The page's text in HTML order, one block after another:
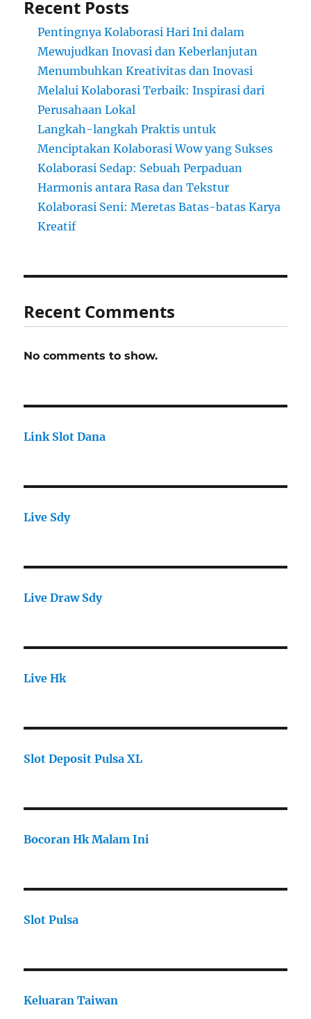
Recent Posts
Pentingnya Kolaborasi Hari Ini dalam
Mewujudkan Inovasi dan Keberlanjutan
Menumbuhkan Kreativitas dan Inovasi
Melalui Kolaborasi Terbaik: Inspirasi dari
Perusahaan Lokal
Langkah-langkah Praktis untuk
Menciptakan Kolaborasi Wow yang Sukses
Kolaborasi Sedap: Sebuah Perpaduan
Harmonis antara Rasa dan Tekstur
Kolaborasi Seni: Meretas Batas-batas Karya
Kreatif
Recent Comments
No comments to show.
Link Slot Dana
Live Sdy
Live Draw Sdy
Live Hk
Slot Deposit Pulsa XL
Bocoran Hk Malam Ini
Slot Pulsa
Keluaran Taiwan